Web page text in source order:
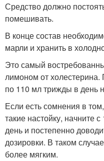
Средство должно
помешивать.
В конце состав
марли и хранить в
Это самый
лимоном от холестерина.
по 110 мл трижды в день
Если есть сомнения в
такие настойку, начните
день и постепенно
дозировки. В таком
более мягким.